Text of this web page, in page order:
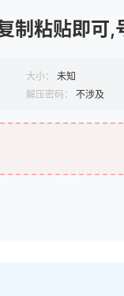
制粘贴即可,
大小：
未知
解压密码： 不涉及